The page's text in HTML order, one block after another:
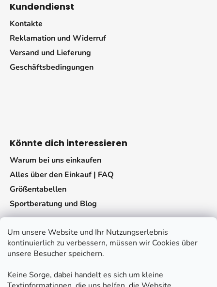
Um unsere Website und Ihr Nutzungserlebnis
kontinuierlich zu verbessern, müssen wir Cookies über
unsere Besucher speichern.
Keine Sorge, dabei handelt es sich um kleine
Kundendienst
Kontakte
Reklamation und Widerruf
Versand und Lieferung
Geschäftsbedingungen
Könnte dich interessieren
Warum bei uns einkaufen
Alles über den Einkauf | FAQ
Größentabellen
Sportberatung und Blog
Kontakt